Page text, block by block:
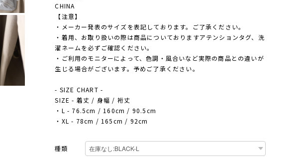
CHINA
【注意】
・メーカー発表のサイズを表記しております。ご了承ください。
・着用、お取り扱いの際は商品についておりますアテンションタグ、洗
濯ネームを必ずご確認ください。
・ご利用のモニターによって、色調・風合いなど実際の商品との違いが
生じる場合がございます。予めご了承ください。
- SIZE CHART -
SIZE - 着丈 / 身幅 / 裄丈
・L - 76.5cm / 160cm / 90.5cm
・XL - 78cm / 165cm / 92cm
種類